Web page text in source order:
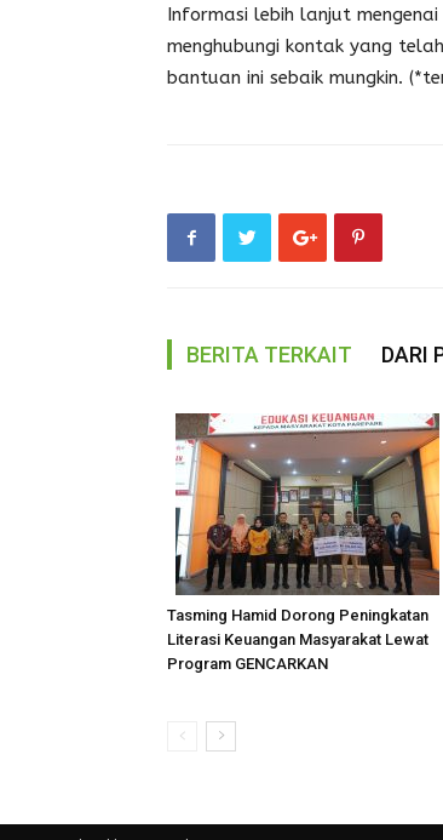
Informasi lebih lanjut
menghubungi kontak yang
bantuan ini sebaik mungkin.
BERITA TERKAIT DARI
Tasming Hamid Dorong Peningkatan
Literasi Keuangan Masyarakat Lewat
Program GENCARKAN